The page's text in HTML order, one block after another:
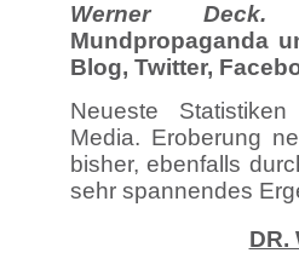
Werner Deck.
Mundpropaganda
Blog, Twitter,
Neueste
Media. Eroberung
bisher, ebenfalls
sehr spannendes
DR.